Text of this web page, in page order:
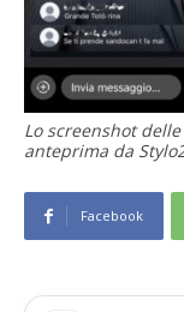
Lo screenshot
anteprima da
Facebook